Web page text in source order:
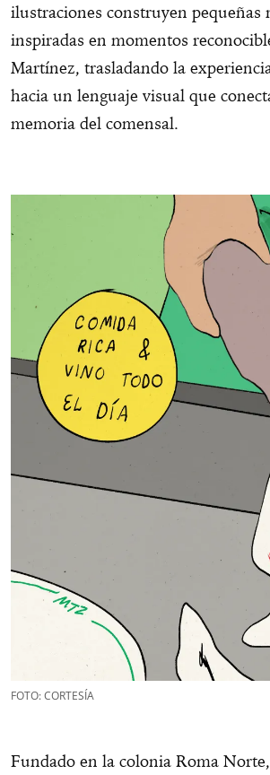
ilustraciones construyen pequeñas
inspiradas en momentos
Martínez, trasladando la
hacia un lenguaje visual que
memoria del comensal.
FOTO: CORTESÍA
Fundado en la colonia Roma Norte,